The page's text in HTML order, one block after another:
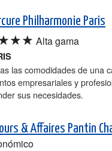
Philharmonie Paris
Alta gama
las comodidades de una
empresariales y
sus necesidades.
& Affaires Pantin